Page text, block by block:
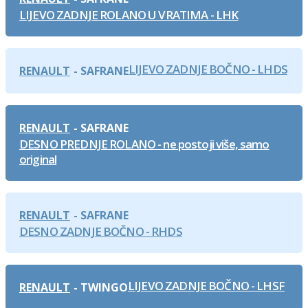
LIJEVO ZADNJE ROLANO U VRATIMA - LHK
RENAULT LIJEVO ZADNJE BOČNO - LHDS
SAFRANE
RENAULT
DESNO PREDNJE ROLANO - ne postoji više, samo
original
SAFRANE
RENAULT
DESNO ZADNJE BOČNO - RHDS
SAFRANE
RENAULT LIJEVO ZADNJE BOČNO - LHSF
TWINGO